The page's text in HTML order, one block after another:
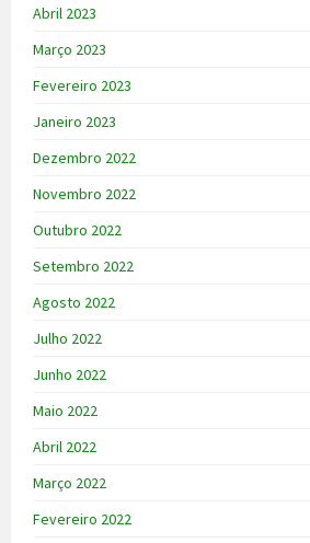
Abril 2023
Março 2023
Fevereiro 2023
Janeiro 2023
Dezembro 2022
Novembro 2022
Outubro 2022
Setembro 2022
Agosto 2022
Julho 2022
Junho 2022
Maio 2022
Abril 2022
Março 2022
Fevereiro 2022